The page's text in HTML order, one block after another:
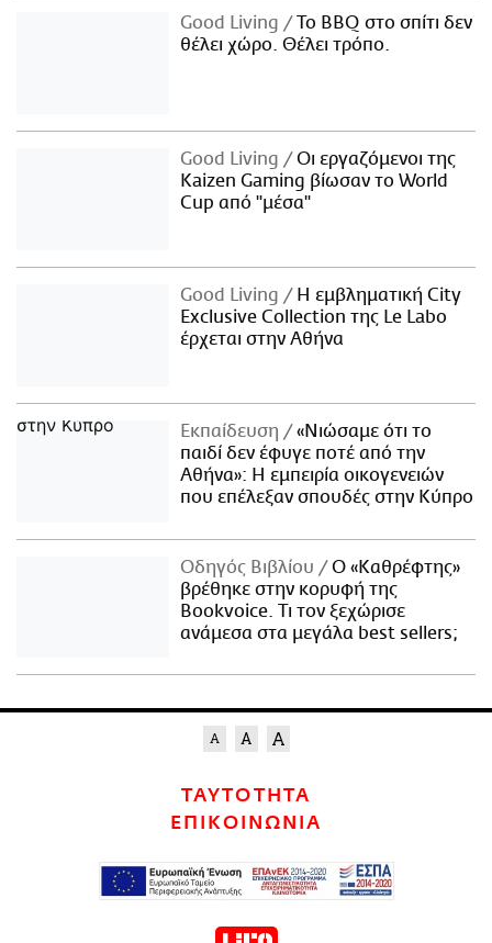
Good Living
Το BBQ στο σπίτι δεν
θέλει χώρο. Θέλει τρόπο.
Good Living
Οι εργαζόμενοι της
Kaizen Gaming βίωσαν το World
Cup από "μέσα"
Good Living
Η εμβληματική City
Exclusive Collection της Le Labo
έρχεται στην Αθήνα
Εκπαίδευση
«Νιώσαμε ότι το
παιδί δεν έφυγε ποτέ από την
Αθήνα»: Η εμπειρία οικογενειών
που επέλεξαν σπουδές στην Κύπρο
Οδηγός Βιβλίου
Ο «Καθρέφτης»
βρέθηκε στην κορυφή της
Bookvoice. Τι τον ξεχώρισε
ανάμεσα στα μεγάλα best sellers;
ΤΑΥΤΟΤΗΤΑ
ΕΠΙΚΟΙΝΩΝΙΑ